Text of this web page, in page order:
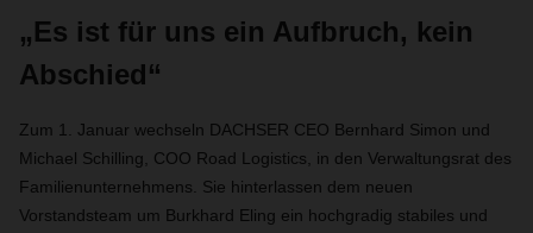
„Es ist für uns ein Aufbruch, kein
Abschied“
Zum 1. Januar wechseln DACHSER CEO Bernhard Simon und
Michael Schilling, COO Road Logistics, in den Verwaltungsrat des
Familienunternehmens. Sie hinterlassen dem neuen
Vorstandsteam um Burkhard Eling ein hochgradig stabiles und